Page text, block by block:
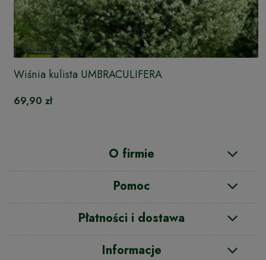
Wiśnia kulista UMBRACULIFERA
69,90 zł
O firmie
Pomoc
Płatności i dostawa
Informacje